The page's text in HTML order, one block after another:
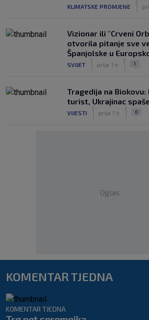
KLIMATSKE PROMJENE
Vizionar ili "Crveni
otvorila pitanje sve
Španjolske u
SVIJET prije 1 h 1
Tragedija na Biokovu:
turist, Ukrajinac
VIJESTI prije 1 h 0
Oglas
KOMENTAR TJEDNA
KOMENTAR TJEDNA